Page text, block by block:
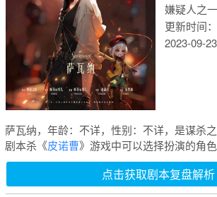
我爱剧本
嫌疑人之一
更新时间：
2023-09-23
萨瓦纳，年龄：不详，性别：不详，是谋杀
剧本杀《皮诺曹》游戏中可以选择扮演的角色
点击获取剧本复盘解析